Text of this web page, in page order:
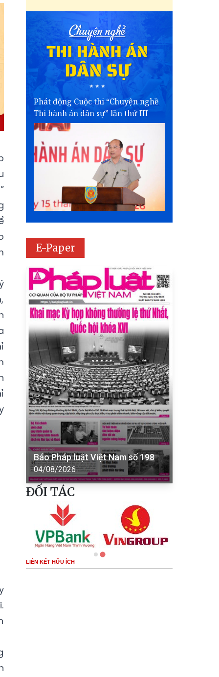
Phát động Cuộc thi “Chuyện nghề
Thi hành án dân sự” lần thứ III
E-Paper
Báo Pháp luật Việt Nam số 198
04/08/2026
ĐỐI TÁC
LIÊN KẾT HỮU ÍCH